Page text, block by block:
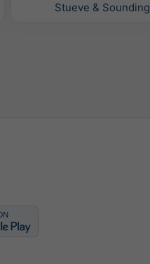
Stueve & Sounding